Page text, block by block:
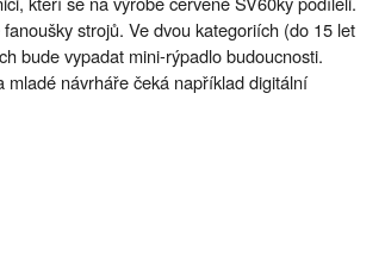
strojů. Ve dvou kategoriích (do 15 let
bude vypadat mini-rýpadlo budoucnosti.
návrháře čeká například digitální